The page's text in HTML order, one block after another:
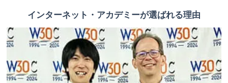
インターネット・アカデミーが選ばれる理由